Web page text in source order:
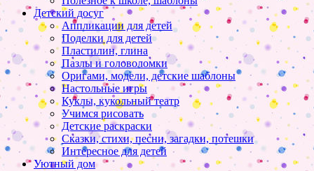
Детский досуг
Аппликации для детей
Поделки для детей
Пластилин, глина
Пазлы и головоломки
Оригами, модели, детские шаблоны
Настольные игры
Куклы, кукольный театр
Учимся рисовать
Детские раскраски
Сказки, стихи, песни, загадки, потешки
Интересное для детей
Уютный дом